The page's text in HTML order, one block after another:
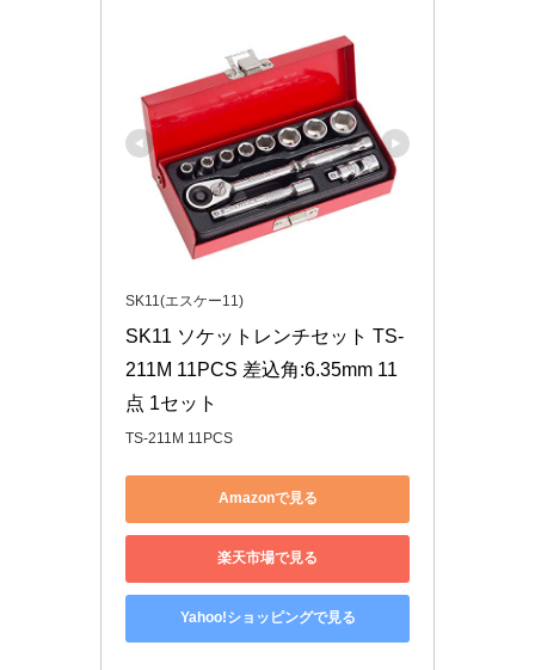
SK11(エスケー11)
SK11 ソケットレンチセット TS-
211M 11PCS 差込角:6.35mm 11
点 1セット
TS-211M 11PCS
Amazonで見る
楽天市場で見る
Yahoo!ショッピングで見る